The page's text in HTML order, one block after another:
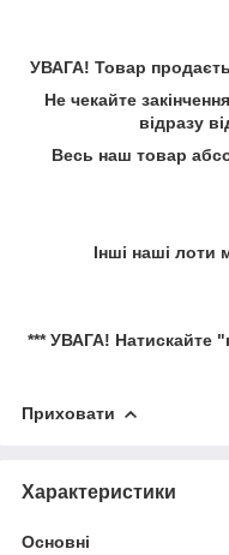
УВАГА! Товар
Не чекайте
відразу
Весь наш товар
Інші наші
*** УВАГА! Натискайте
Приховати
Характеристики
Основні